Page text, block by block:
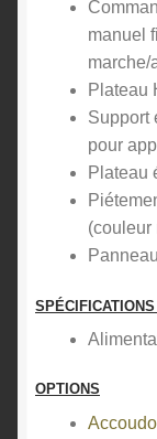
manuel
marche/
Plateau
Support
pour
Plateau
(couleur
OPTIONS